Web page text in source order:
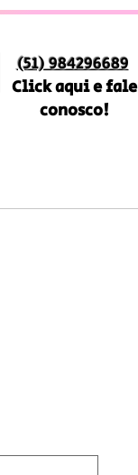
(51) 984296689
Click aqui e fale
conosco!